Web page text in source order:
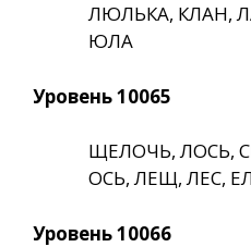
ЛЮЛЬКА, КЛАН,
ЮЛА
Уровень 10065
ЩЕЛОЧЬ, ЛОСЬ,
ОСЬ, ЛЕЩ, ЛЕС,
Уровень 10066